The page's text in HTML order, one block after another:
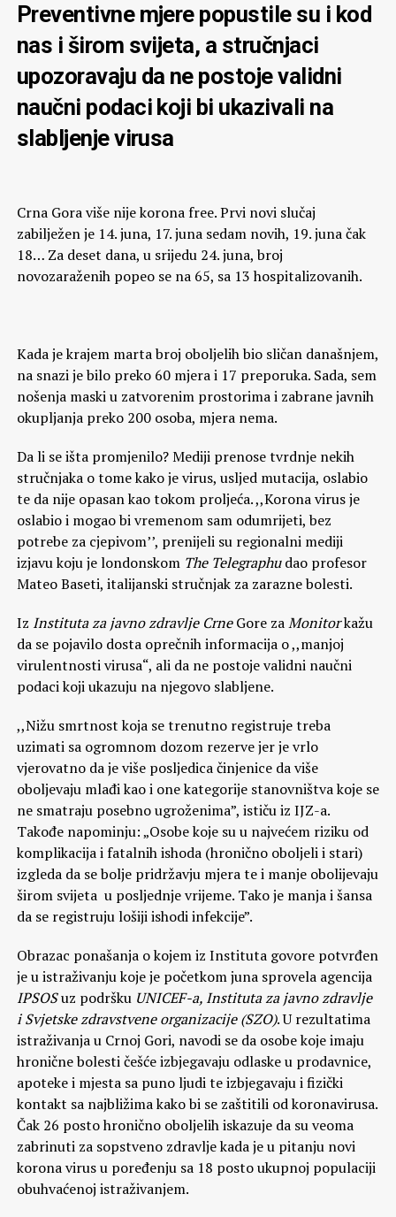
Preventivne mjere popustile su i kod
nas i širom svijeta, a stručnjaci
upozoravaju da ne postoje validni
naučni podaci koji bi ukazivali na
slabljenje virusa
Crna Gora više nije korona free. Prvi novi slučaj
zabilježen je 14. juna, 17. juna sedam novih, 19. juna čak
18… Za deset dana, u srijedu 24. juna, broj
novozaraženih popeo se na 65, sa 13 hospitalizovanih.
Kada je krajem marta broj oboljelih bio sličan današnjem,
na snazi je bilo preko 60 mjera i 17 preporuka. Sada, sem
nošenja maski u zatvorenim prostorima i zabrane javnih
okupljanja preko 200 osoba, mjera nema.
Da li se išta promjenilo? Mediji prenose tvrdnje nekih
stručnjaka o tome kako je virus, usljed mutacija, oslabio
te da nije opasan kao tokom proljeća. ,,Korona virus je
oslabio i mogao bi vremenom sam odumrijeti, bez
potrebe za cjepivom’’, prenijeli su regionalni mediji
izjavu koju je londonskom The Telegraphudao profesor
Mateo Baseti, italijanski stručnjak za zarazne bolesti.
Iz Instituta za javno zdravlje CrneGore zaMonitorkažu
da se pojavilo dosta oprečnih informacija o ,,manjoj
virulentnosti virusa“, ali da ne postoje validni naučni
podaci koji ukazuju na njegovo slabljene.
,,Nižu smrtnost koja se trenutno registruje treba
uzimati sa ogromnom dozom rezerve jer je vrlo
vjerovatno da je više posljedica činjenice da više
oboljevaju mlađi kao i one kategorije stanovništva koje se
ne smatraju posebno ugroženima”, ističu iz IJZ-a.
Takođe napominju: „Osobe koje su u najvećem riziku od
komplikacija i fatalnih ishoda (hronično oboljeli i stari)
izgleda da se bolje pridržavju mjera te i manje obolijevaju
širom svijeta u posljednje vrijeme. Tako je manja i šansa
da se registruju lošiji ishodi infekcije”.
Obrazac ponašanja o kojem iz Instituta govore potvrđen
je u istraživanju koje je početkom juna sprovela agencija
IPSOSuz podršku UNICEF-a, Instituta za javno zdravlje
i Svjetske zdravstvene organizacije (SZO). U rezultatima
istraživanja u Crnoj Gori, navodi se da osobe koje imaju
hronične bolesti češće izbjegavaju odlaske u prodavnice,
apoteke i mjesta sa puno ljudi te izbjegavaju i fizički
kontakt sa najbližima kako bi se zaštitili od koronavirusa.
Čak 26 posto hronično oboljelih iskazuje da su veoma
zabrinuti za sopstveno zdravlje kada je u pitanju novi
korona virus u poređenju sa 18 posto ukupnoj populaciji
obuhvaćenoj istraživanjem.